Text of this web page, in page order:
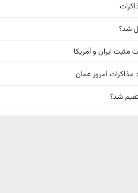
شد؟
ایران و آمریکا
مذاکرات امروز عمان
شد؟